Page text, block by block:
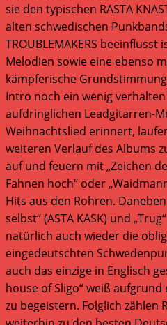
sie den typischen RASTA
alten schwedischen
TROUBLEMAKERS
Melodien sowie eine ebenso
kämpferische
Intro noch ein wenig
aufdringlichen Leadgitarren-
Weihnachtslied erinnert, laufen
weiteren Verlauf des Albums
auf und feuern mit „Zeichen
Fahnen hoch“ oder
Hits aus den Rohren.
selbst“ (ASTA KASK) und
natürlich auch wieder die
eingedeutschten
auch das einzige in Englisch
house of Sligo“ weiß
zu begeistern. Folglich zählen